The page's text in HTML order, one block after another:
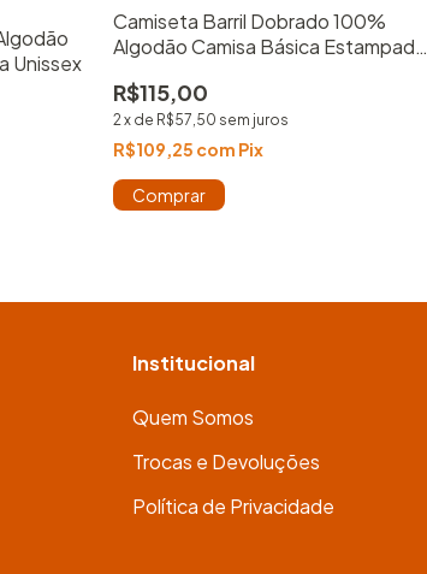
Unissex
Camiseta Barril Dobrado 100%
Algodão Camisa Básica Estampada
R$115,00
2x de R$57,50 sem juros
R$109,25 com Pix
Comprar
Institucional
Quem Somos
Trocas e Devoluções
Política de Privacidade